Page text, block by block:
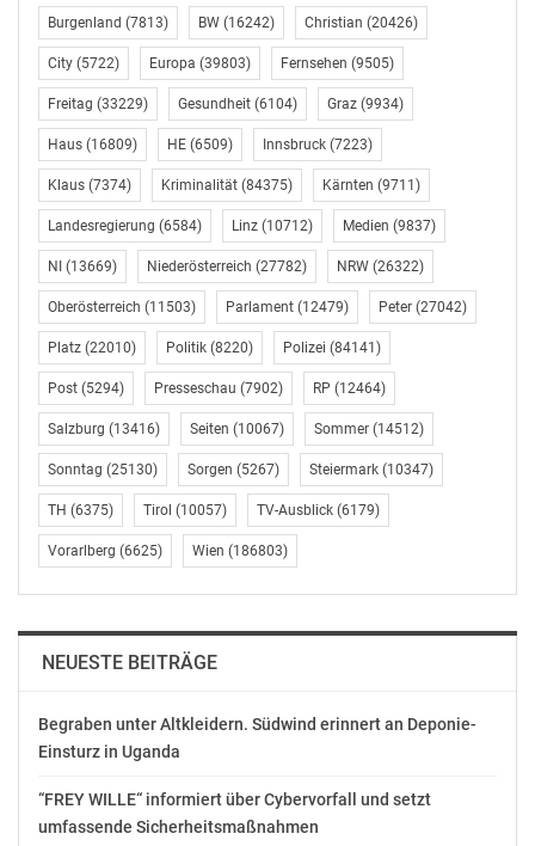
unauslöschliche Erinnerungen hinterlassen haben“,
erklärte Philippe Schaus bei der Bekanntgabe dieser
Ernennung.
Jean-Martial kann auf 30 Jahre Erfahrung im Aufbau
und in der Leitung leistungsstarker und rentabler
Kommunikationsunternehmen in anspruchsvollen
Branchen zurückblicken. Jean-Martial hat einen
Abschluss in Politikwissenschaften und Marketing von
der Clark University in Massachusetts und einen
Abschluss in Marketing von der KANSAI GAIDAI
University in Japan. Danach zog er in die USA und
übernahm mehrere Führungspositionen bei
internationalen Kommunikationsagenturen,
insbesondere bei Ketchum, wo er VP of Europe Global
Operations war.
Jean-Martial ist Experte für Unternehmens-, Lifestyle-
und Krisenkommunikation und war seit 2014 Managing
Director Communication bei Paris Saint-Germain sowie
Director of Communication bei Qatar Sport
zu gehen und sich als Kommunikationsberaterin
selbstständig zu machen, wobei sie Moët Hennessy
weiterhin bei verschiedenen Aufgaben unterstützen
wird.
Burgenland (7813) BW (16242) Christian (20426)
City (5722) Europa (39803) Fernsehen (9505)
Freitag (33229) Gesundheit (6104) Graz (9934)
Haus (16809) HE (6509) Innsbruck (7223)
Klaus (7374) Kriminalität (84375) Kärnten (9711)
Landesregierung (6584) Linz (10712) Medien (9837)
NI (13669) Niederösterreich (27782) NRW (26322)
Oberösterreich (11503) Parlament (12479) Peter (27042)
Platz (22010) Politik (8220) Polizei (84141)
Post (5294) Presseschau (7902) RP (12464)
Salzburg (13416) Seiten (10067) Sommer (14512)
Sonntag (25130) Sorgen (5267) Steiermark (10347)
TH (6375) Tirol (10057) TV-Ausblick (6179)
Vorarlberg (6625) Wien (186803)
NEUESTE BEITRÄGE
Begraben unter Altkleidern. Südwind erinnert an Deponie-
Einsturz in Uganda
“FREY WILLE“ informiert über Cybervorfall und setzt
umfassende Sicherheitsmaßnahmen